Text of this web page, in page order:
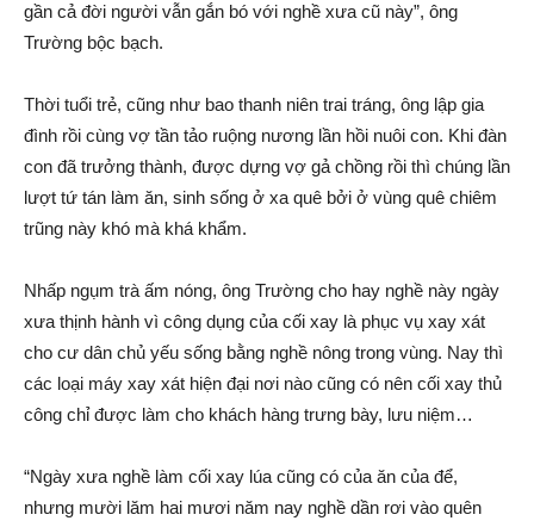
gần cả đời người vẫn gắn bó với nghề xưa cũ này”, ông
Trường bộc bạch.
Thời tuổi trẻ, cũng như bao thanh niên trai tráng, ông lập gia
đình rồi cùng vợ tần tảo ruộng nương lần hồi nuôi con. Khi đàn
con đã trưởng thành, được dựng vợ gả chồng rồi thì chúng lần
lượt tứ tán làm ăn, sin‌h sống ở xa quê bởi ở vùng quê chiêm
trũng này khó mà khá khẩm.
Nhấp ngụm trà ấm nón‌g, ông Trường cho hay nghề này ngày
xưa thịnh hành vì công dụng của cối xay là phục vụ xay xát
cho cư dân chủ yếu sống bằng nghề nông trong vùng. Nay thì
các loại máy xay xát hiện đại nơi nào cũng có nên cối xay thủ
công chỉ được làm cho khách hàng trưng bày, lưu niệm…
“Ngày xưa nghề làm cối xay lúa cũng có của ăn của để,
nhưng mười lăm hai mươi năm nay nghề dần rơi vào quên